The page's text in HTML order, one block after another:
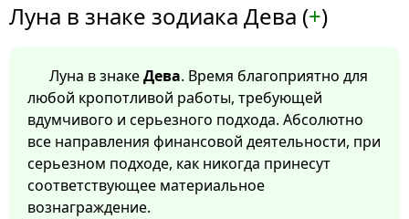
Луна в знаке зодиака Дева (+)
Луна в знакеДева. Время благоприятно для
любой кропотливой работы, требующей
вдумчивого и серьезного подхода. Абсолютно
все направления финансовой деятельности, при
серьезном подходе, как никогда принесут
соответствующее материальное
вознаграждение.